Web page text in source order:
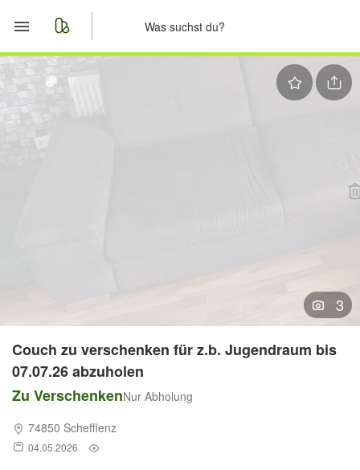
Start
Merkliste
3
Couch zu verschenken für z.b. Jugendraum bis
07.07.26 abzuholen
Zu VerschenkenNur Abholung
74850 Schefflenz
04.05.2026